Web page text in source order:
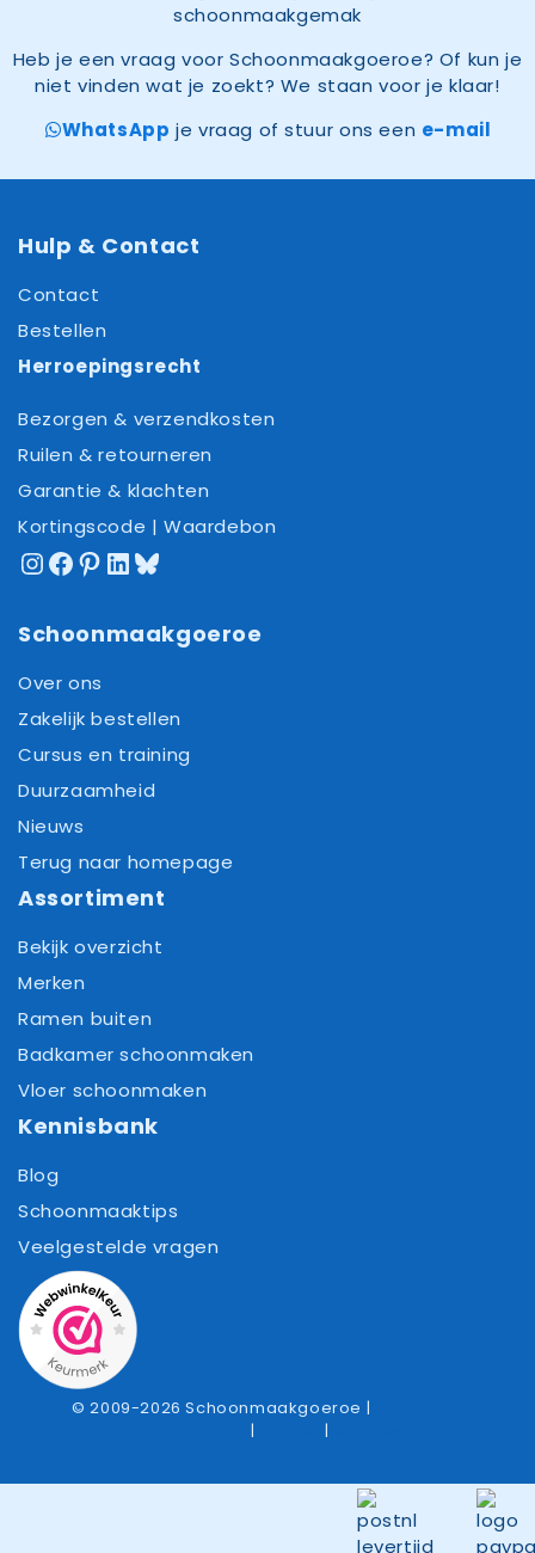
Heb je een vraag voor Schoonmaakgoeroe? Of kun je
niet vinden wat je zoekt? We staan voor je klaar!
WhatsApp je vraag of stuur ons een e-mail
Hulp & Contact
Contact
Bestellen
Herroepingsrecht
Bezorgen & verzendkosten
Ruilen & retourneren
Garantie & klachten
Kortingscode | Waardebon
Instagram
Facebook
Pinterest
LinkedIn
Bluesky
Schoonmaakgoeroe
Over ons
Zakelijk bestellen
Cursus en training
Duurzaamheid
Nieuws
Terug naar homepage
Assortiment
Bekijk overzicht
Merken
Ramen buiten
Badkamer schoonmaken
Vloer schoonmaken
Kennisbank
Blog
Schoonmaaktips
Veelgestelde vragen
© 2009-2026 Schoonmaakgoeroe |
| |